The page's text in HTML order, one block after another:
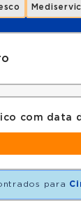
com data
para